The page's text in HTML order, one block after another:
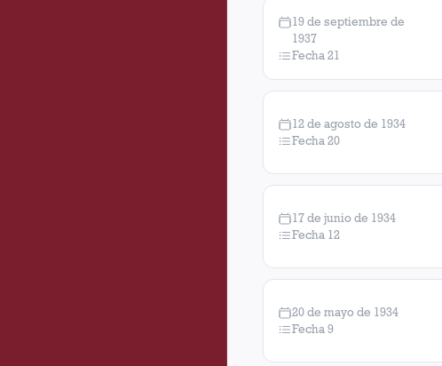
19 de septiembre de
1937
Fecha 21
12 de agosto de 1934
Fecha 20
17 de junio de 1934
Fecha 12
20 de mayo de 1934
Fecha 9